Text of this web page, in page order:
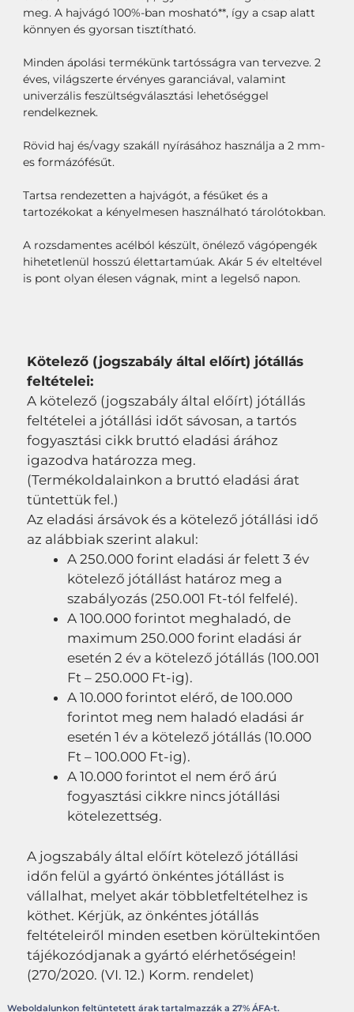
meg. A hajvágó 100%-ban mosható**, így a csap alatt
könnyen és gyorsan tisztítható.
Minden ápolási termékünk tartósságra van tervezve. 2
éves, világszerte érvényes garanciával, valamint
univerzális feszültségválasztási lehetőséggel
rendelkeznek.
Rövid haj és/vagy szakáll nyírásához használja a 2 mm-
es formázófésűt.
Tartsa rendezetten a hajvágót, a fésűket és a
tartozékokat a kényelmesen használható tárolótokban.
A rozsdamentes acélból készült, önélező vágópengék
hihetetlenül hosszú élettartamúak. Akár 5 év elteltével
is pont olyan élesen vágnak, mint a legelső napon.
Kötelező (jogszabály által előírt) jótállás
feltételei:
A kötelező (jogszabály által előírt) jótállás
feltételei a jótállási időt sávosan, a tartós
fogyasztási cikk bruttó eladási árához
igazodva határozza meg.
(Termékoldalainkon a bruttó eladási árat
tüntettük fel.)
Az eladási ársávok és a kötelező jótállási idő
az alábbiak szerint alakul:
A 250.000 forint eladási ár felett 3 év
kötelező jótállást határoz meg a
szabályozás (250.001 Ft-tól felfelé).
A 100.000 forintot meghaladó, de
maximum 250.000 forint eladási ár
esetén 2 év a kötelező jótállás (100.001
Ft – 250.000 Ft-ig).
A 10.000 forintot elérő, de 100.000
forintot meg nem haladó eladási ár
esetén 1 év a kötelező jótállás (10.000
Ft – 100.000 Ft-ig).
A 10.000 forintot el nem érő árú
fogyasztási cikkre nincs jótállási
kötelezettség.
A jogszabály által előírt kötelező jótállási
időn felül a gyártó önkéntes jótállást is
vállalhat, melyet akár többletfeltételhez is
köthet. Kérjük, az önkéntes jótállás
feltételeiről minden esetben körültekintően
tájékozódjanak a gyártó elérhetőségein!
(270/2020. (VI. 12.) Korm. rendelet)
Weboldalunkon feltüntetett árak tartalmazzák a 27% ÁFA-t.